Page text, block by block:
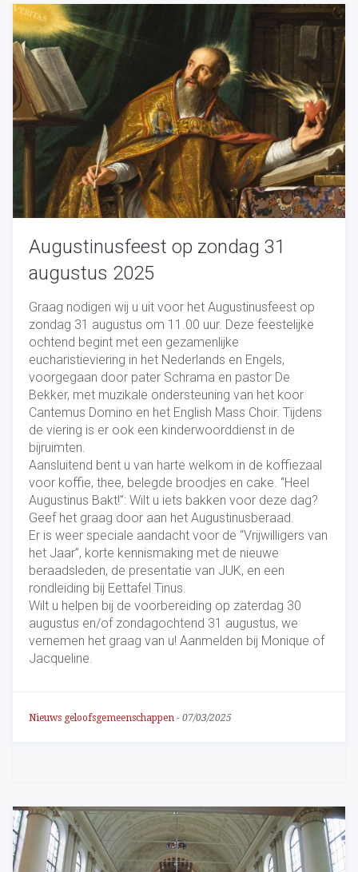
Augustinusfeest op zondag 31
augustus 2025
Graag nodigen wij u uit voor het Augustinusfeest op
zondag 31 augustus om 11.00 uur. Deze feestelijke
ochtend begint met een gezamenlijke
eucharistieviering in het Nederlands en Engels,
voorgegaan door pater Schrama en pastor De
Bekker, met muzikale ondersteuning van het koor
Cantemus Domino en het English Mass Choir. Tijdens
de viering is er ook een kinderwoorddienst in de
bijruimten.
Aansluitend bent u van harte welkom in de koffiezaal
voor koffie, thee, belegde broodjes en cake. “Heel
Augustinus Bakt!”: Wilt u iets bakken voor deze dag?
Geef het graag door aan het Augustinusberaad.
Er is weer speciale aandacht voor de “Vrijwilligers van
het Jaar”, korte kennismaking met de nieuwe
beraadsleden, de presentatie van JUK, en een
rondleiding bij Eettafel Tinus.
Wilt u helpen bij de voorbereiding op zaterdag 30
augustus en/of zondagochtend 31 augustus, we
vernemen het graag van u! Aanmelden bij Monique of
Jacqueline.
Nieuws geloofsgemeenschappen - 07/03/2025